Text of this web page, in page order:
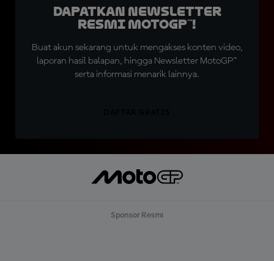
Dapatkan Newsletter
Resmi MotoGP™!
Buat akun sekarang untuk mengakses konten video,
laporan hasil balapan, hingga Newsletter MotoGP™
serta informasi menarik lainnya.
Sponsor Resmi